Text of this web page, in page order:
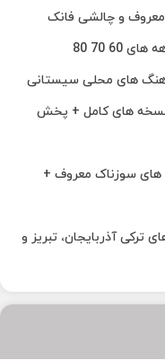
و چالشی فانک
70 80
های محلی سیستانی
نسخه های کامل + پخش
سوزناک معروف +
ترکی آذربایجان، تبریز و